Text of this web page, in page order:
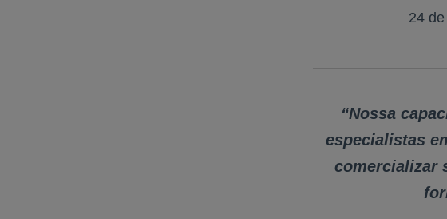
24
“Nossa
especialistas
comercializar